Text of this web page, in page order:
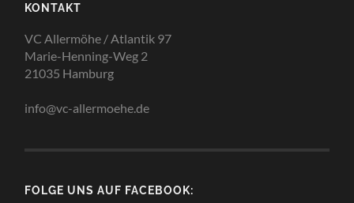
KONTAKT
VC Allermöhe / Atlantik 97
Marie-Henning-Weg 2
21035 Hamburg
info@vc-allermoehe.de
FOLGE UNS AUF FACEBOOK: